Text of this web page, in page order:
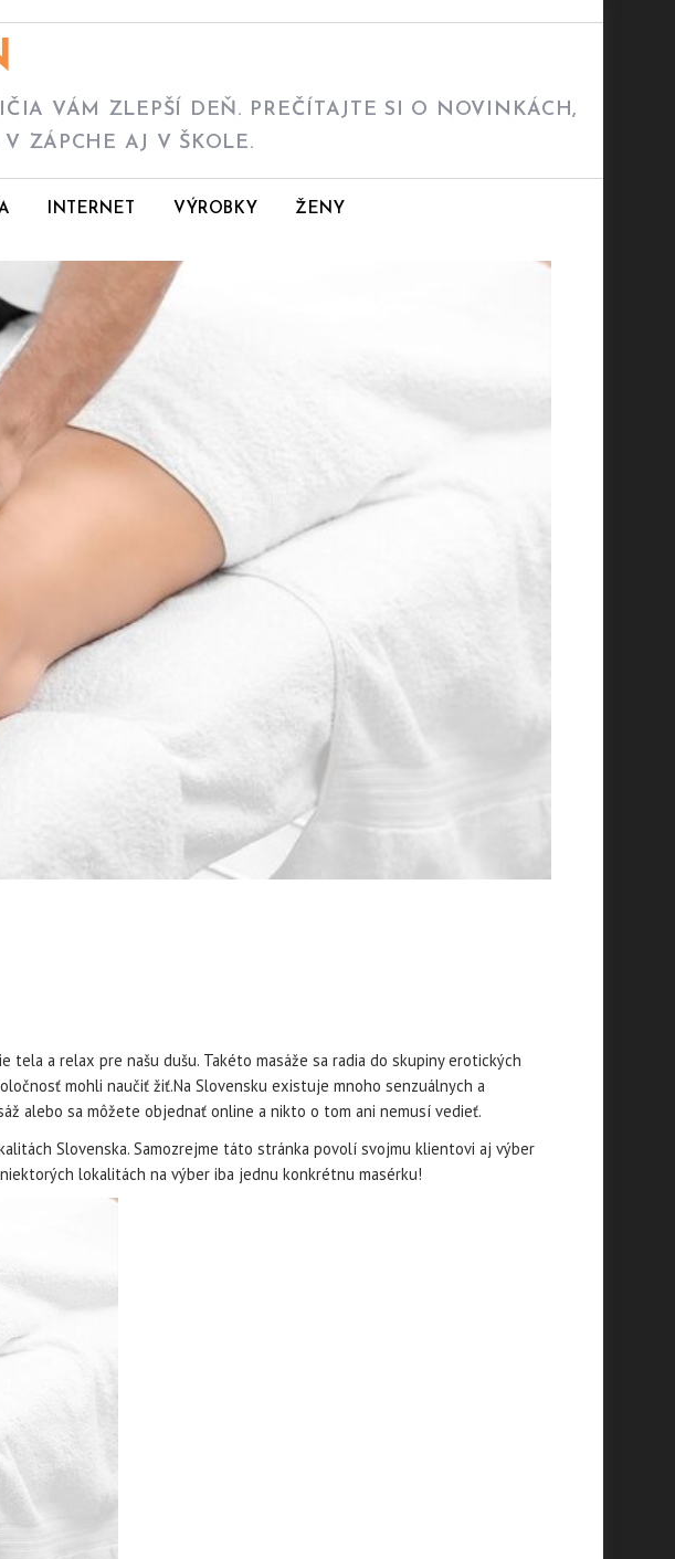
VÁM ZLEPŠÍ DEŇ. PREČÍTAJTE SI O NOVINKÁCH,
ZÁPCHE AJ V ŠKOLE.
INTERNET VÝROBKY ŽENY
tela a relax pre našu dušu. Takéto masáže sa radia do skupiny erotických
mohli naučiť žiť.Na Slovensku existuje mnoho senzuálnych a
alebo sa môžete objednať online a nikto o tom ani nemusí vedieť.
Slovenska. Samozrejme táto stránka povolí svojmu klientovi aj výber
lokalitách na výber iba jednu konkrétnu masérku!